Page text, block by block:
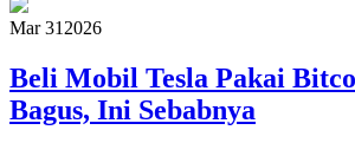
Mar 31 2026
Beli Mobil Tesla Pakai
Bagus, Ini Sebabnya